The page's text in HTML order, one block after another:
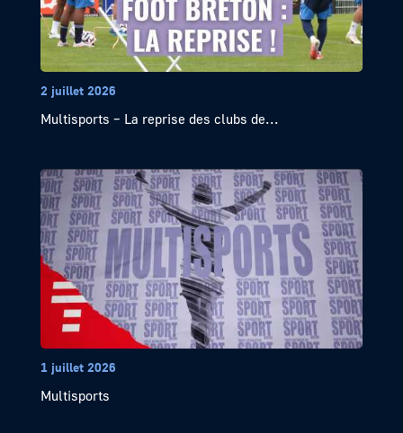
2 juillet 2026
Multisports – La reprise des clubs de...
1 juillet 2026
Multisports